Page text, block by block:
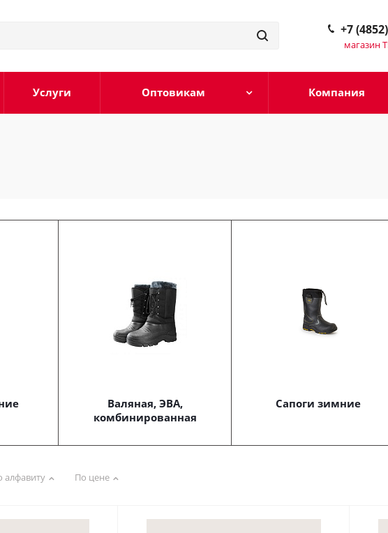
+7
магазин
Услуги Оптовикам Компания
Валяная, ЭВА,
комбинированная
Сапоги зимние
алфавиту По цене